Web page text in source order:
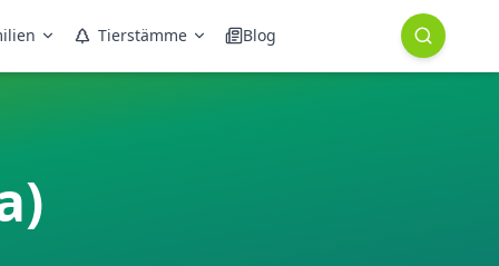
Tierstämme Blog